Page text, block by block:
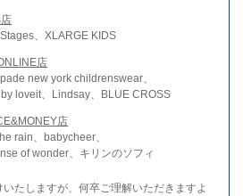
、XLARGE KIDS
店
new york childrenswear、
loveit、Lindsay、BLUE CROSS
店
rain、babycheer、
of wonder、キリンのソフィ
たしますが、何卒ご理解いただきますよ